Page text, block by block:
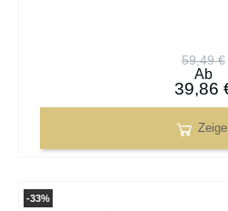
59,49 €
Ab
39,86
-33%